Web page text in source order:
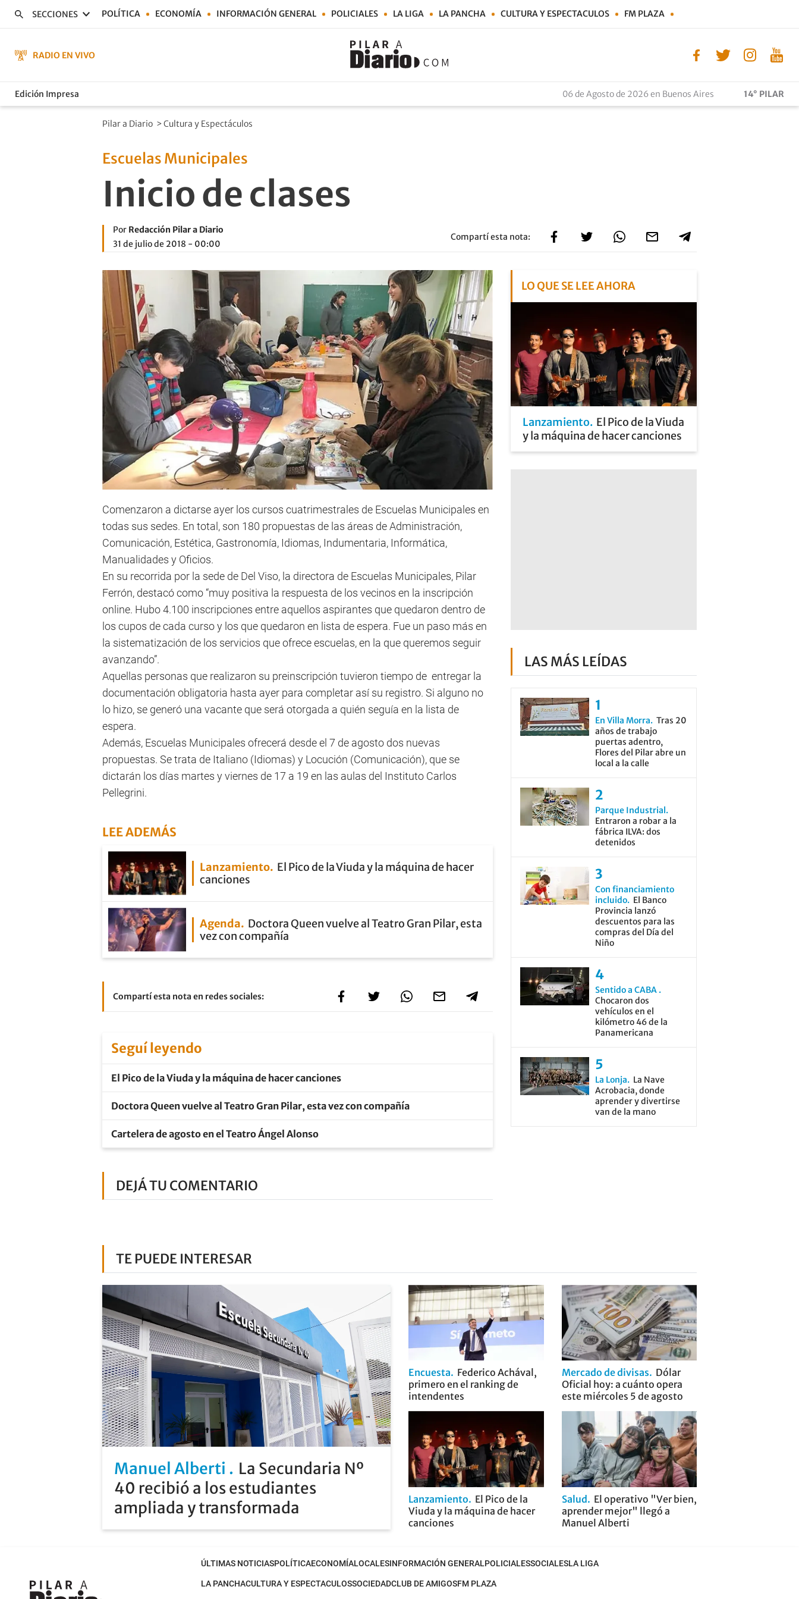
SECCIONES POLÍTICA ECONOMÍA INFORMACIÓN GENERAL POLICIALES LA LIGA LA PANCHA CULTURA Y ESPECTACULOS FM PLAZA
RADIO EN VIVO
Edición Impresa 06 de Agosto de 2026 en Buenos Aires 14° PILAR
Pilar a Diario >Cultura y Espectáculos
Escuelas Municipales
Inicio de clases
Por Redacción Pilar a Diario
31 de julio de 2018 - 00:00
Compartí esta nota:
Comenzaron a dictarse ayer los cursos cuatrimestrales de Escuelas Municipales en
todas sus sedes. En total, son 180 propuestas de las áreas de Administración,
Comunicación, Estética, Gastronomía, Idiomas, Indumentaria, Informática,
Manualidades y Oficios.
En su recorrida por la sede de Del Viso, la directora de Escuelas Municipales, Pilar
Ferrón, destacó como “muy positiva la respuesta de los vecinos en la inscripción
online. Hubo 4.100 inscripciones entre aquellos aspirantes que quedaron dentro de
los cupos de cada curso y los que quedaron en lista de espera. Fue un paso más en
la sistematización de los servicios que ofrece escuelas, en la que queremos seguir
avanzando”.
Aquellas personas que realizaron su preinscripción tuvieron tiempo de entregar la
documentación obligatoria hasta ayer para completar así su registro. Si alguno no
lo hizo, se generó una vacante que será otorgada a quién seguía en la lista de
espera.
Además, Escuelas Municipales ofrecerá desde el 7 de agosto dos nuevas
propuestas. Se trata de Italiano (Idiomas) y Locución (Comunicación), que se
dictarán los días martes y viernes de 17 a 19 en las aulas del Instituto Carlos
Pellegrini.
LEE ADEMÁS
Lanzamiento El Pico de la Viuda y la máquina de hacer
canciones
Agenda
Doctora Queen vuelve al Teatro Gran Pilar, esta
vez con compañía
Compartí esta nota en redes sociales:
Seguí leyendo
El Pico de la Viuda y la máquina de hacer canciones
Doctora Queen vuelve al Teatro Gran Pilar, esta vez con compañía
Cartelera de agosto en el Teatro Ángel Alonso
DEJÁ TU COMENTARIO
LO QUE SE LEE AHORA
Lanzamiento El Pico de la Viuda
y la máquina de hacer canciones
LAS MÁS LEÍDAS
En Villa Morra
Tras 20
años de trabajo
puertas adentro,
Flores del Pilar abre un
local a la calle
Parque Industrial
Entraron a robar a la
fábrica ILVA: dos
detenidos
Con financiamiento
incluido
El Banco
Provincia lanzó
descuentos para las
compras del Día del
Niño
Sentido a CABA
Chocaron dos
vehículos en el
kilómetro 46 de la
Panamericana
La Lonja
La Nave
Acrobacia, donde
aprender y divertirse
van de la mano
TE PUEDE INTERESAR
Manuel Alberti
La Secundaria Nº
40 recibió a los estudiantes
ampliada y transformada
Encuesta
Federico Achával,
primero en el ranking de
intendentes
Mercado de divisas
Dólar
Oficial hoy: a cuánto opera
este miércoles 5 de agosto
Lanzamiento
El Pico de la
Viuda y la máquina de hacer
canciones
Salud
El operativo "Ver bien,
aprender mejor" llegó a
Manuel Alberti
ÚLTIMAS NOTICIASPOLÍTICAECONOMÍALOCALESINFORMACIÓN GENERALPOLICIALESSOCIALESLA LIGA
LA PANCHACULTURA Y ESPECTACULOSSOCIEDADCLUB DE AMIGOSFM PLAZA